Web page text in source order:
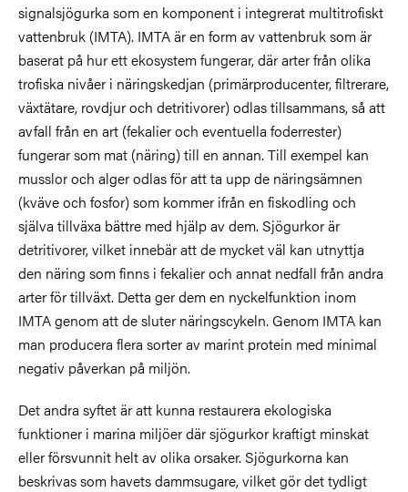
signalsjögurka som en komponent i integrerat multitrofiskt
vattenbruk (IMTA). IMTA är en form av vattenbruk som är
baserat på hur ett ekosystem fungerar, där arter från olika
trofiska nivåer i näringskedjan (primärproducenter, filtrerare,
växtätare, rovdjur och detritivorer) odlas tillsammans, så att
avfall från en art (fekalier och eventuella foderrester)
fungerar som mat (näring) till en annan. Till exempel kan
musslor och alger odlas för att ta upp de näringsämnen
(kväve och fosfor) som kommer ifrån en fiskodling och
själva tillväxa bättre med hjälp av dem. Sjögurkor är
detritivorer, vilket innebär att de mycket väl kan utnyttja
den näring som finns i fekalier och annat nedfall från andra
arter för tillväxt. Detta ger dem en nyckelfunktion inom
IMTA genom att de sluter näringscykeln. Genom IMTA kan
man producera flera sorter av marint protein med minimal
negativ påverkan på miljön.
Det andra syftet är att kunna restaurera ekologiska
funktioner i marina miljöer där sjögurkor kraftigt minskat
eller försvunnit helt av olika orsaker. Sjögurkorna kan
beskrivas som havets dammsugare, vilket gör det tydligt